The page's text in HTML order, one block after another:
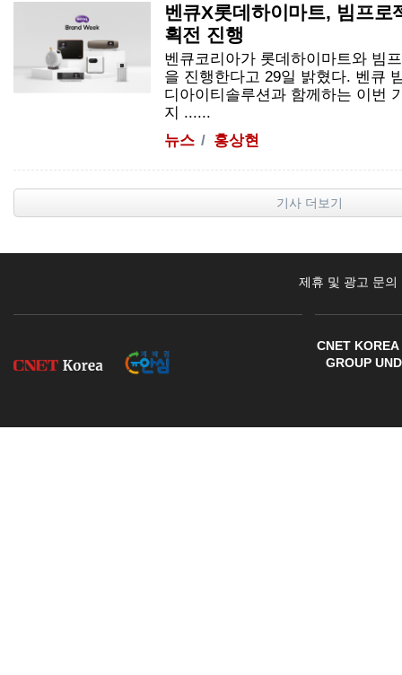
벤큐X롯데하이마트, 빔프로
획전 진행
벤큐코리아가 롯데하이마트와 빔
을 진행한다고 29일 밝혔다. 벤큐
디아이티솔루션과 함께하는 이번
지 ......
뉴스
홍상현
기사 더보기
제휴 및 광고 문의
CNET
GROUP